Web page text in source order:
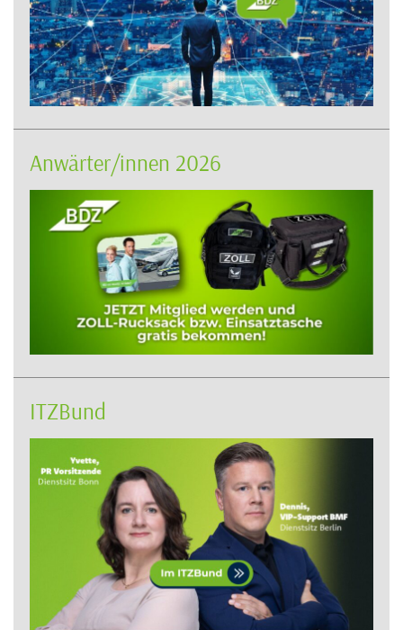
Anwärter/innen 2026
ITZBund